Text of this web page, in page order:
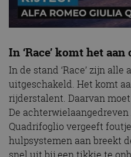
In ‘Race’ komt het
In de stand ‘Race’ zijn
uitgeschakeld. Het komt
rijderstalent. Daarvan
De
Quadrifoglio vergeeft
hulpsystemen aan breekt
snel uit bij een tikkie te